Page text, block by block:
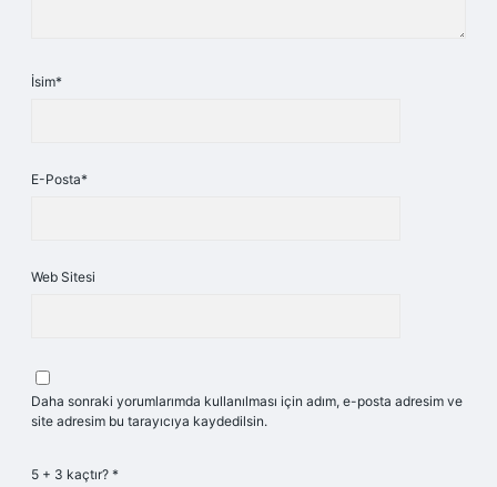
İsim*
E-Posta*
Web Sitesi
Daha sonraki yorumlarımda kullanılması için adım, e-posta adresim ve
site adresim bu tarayıcıya kaydedilsin.
5 + 3 kaçtır? *